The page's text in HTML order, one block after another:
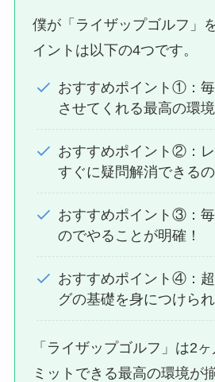
僕が「ライザップゴルフ」
イントは以下の4つです。
おすすめポイント①：
させてくれる最高の環境
おすすめポイント②：
すぐに疑問解消できるの
おすすめポイント③：
のでやることが明確！
おすすめポイント④：
グの基礎を身につけられ
「ライザップゴルフ」は2
ミットできる最高の環境が